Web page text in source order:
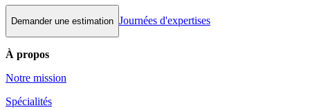
Demander une estimation Journées d'expertises
À propos
Notre mission
Spécialités